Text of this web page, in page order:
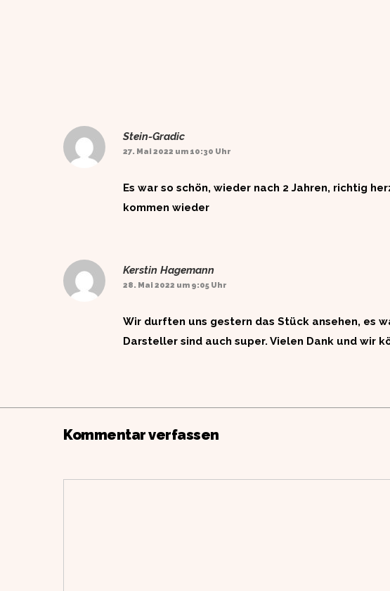
Stein-Gradic
27. Mai 2022 um 10:30 Uhr
Es war so schön, wieder nach 2 Jahren, richtig
kommen wieder
Kerstin Hagemann
28. Mai 2022 um 9:05 Uhr
Wir durften uns gestern das Stück ansehen, es
Darsteller sind auch super. Vielen Dank und wir
Kommentar verfassen